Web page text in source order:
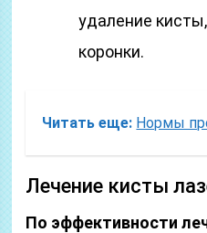
удаление
коронки.
Читать еще: Нормы
Лечение кисты
По эффективности